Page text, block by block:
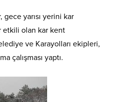
yarısı yerini kar
etkili olan kar kent
ve Karayolları ekipleri,
çalışması yaptı.